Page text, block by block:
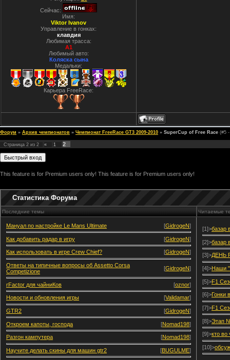
Сейчас:
Имя:
Viktor Ivanov
Управление в гонках:
клавдия
Любимая трасса:
A1
Любимый авто:
Коляска сына
Медальки:
Карьера FreeRace:
Форум » Архив чемпионатов » Чемпионат FreeRace GT3 2009-2010 » SuperCup of Free Race (#5
Страница 2 из 2 « 1 2
This feature is for Premium users only! This feature is for Premium users only!
Статистика Форума
Последние темы Читаемые
Мануал по настройке Le Mans Ultimate [GidrogeN]
Как добавить радар в игру [GidrogeN]
Как использовать в игре Crew Chief? [GidrogeN]
Ответы на типичные вопросы об Assetto Corsa
Competizione
[GidrogeN]
rFactor для чайниКов [oznor]
Новости и обновления игры [Validamar]
GTR2 [GidrogeN]
Откроем капоты, господа [Nomad198]
Разгон кампутера [Nomad198]
Научите делать скины для машин gtr2 [BUGULME]
[1]>базар
[2]>базар
[3]>ДЕНЬ
[4]>Наши
[5]>F1
[6]>Гонки
[7]>F1
[8]>Этап
[9]>кто во
[10]>